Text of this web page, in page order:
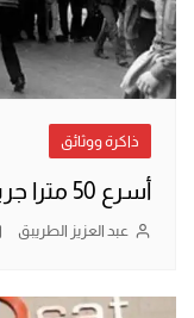
ذاكرة ووثائق
أسرع 50 مترا جريا في حياتي
عبد العزيز الطريبق